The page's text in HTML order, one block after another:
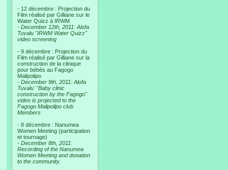
- 12 décembre : Projection du
Film réalisé par Gilliane sur le
Water Quizz à IRWM
- December 12th, 2011: Alofa
Tuvalu "IRWM Water Quizz"
video screening
- 9 décembre : Projection du
Film réalisé par Gilliane sur la
construction de la clinique
pour bébés au Fagogo
Malipolipo
- December 9th, 2011: Alofa
Tuvalu' "Baby clinic
construction by the Fagogo"
video is projected to the
Fagogo Malipolipo club
Members
- 8 décembre : Nanumea
Women Meeting (participation
et tournage)
- December 8th, 2011:
Recording of the Nanumea
Women Meeting and donation
to the community.